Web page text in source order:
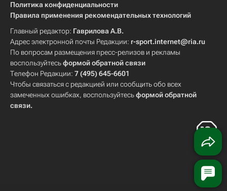
Политика конфиденциальности
Правила применения рекомендательных технологий
Главный редактор: Гаврилова А.В.
Адрес электронной почты Редакции: r-sport.internet@ria.ru
По вопросам размещения пресс-релизов и рекламы
воспользуйтесьформой обратной связи
Телефон Редакции: 7 (495) 645-6601
Чтобы связаться с редакцией или сообщить обо всех
замеченных ошибках, воспользуйтесьформой обратной
связи.